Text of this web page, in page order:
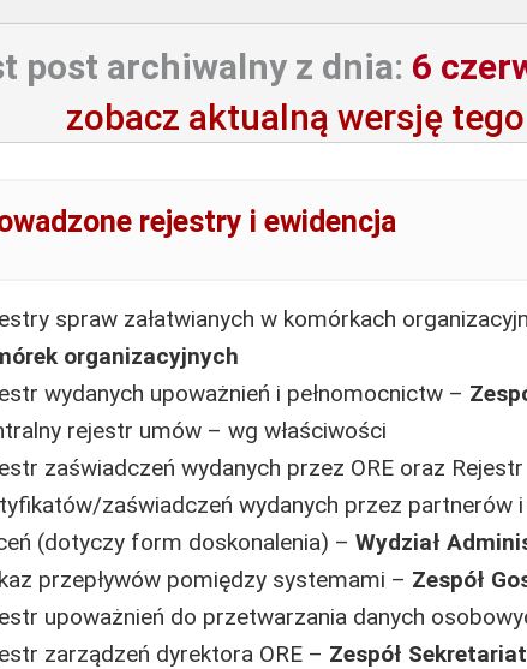
post archiwalny z dnia: 6
zobacz aktualną wersję
rejestry i ewidencja
spraw załatwianych w komórkach
organizacyjnych
wydanych upoważnień i pełnomocnictw –
rejestr umów – wg właściwości
zaświadczeń wydanych przez ORE oraz Rejestr
zaświadczeń wydanych przez partnerów
(dotyczy form doskonalenia) –Wydział
przepływów pomiędzy systemami – Zespół
upoważnień do przetwarzania danych
zarządzeń dyrektora ORE – Zespół